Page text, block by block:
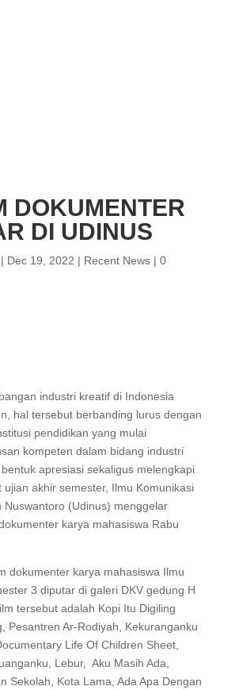
DOKUMENTER
DI UDINUS
Dec 19, 2022 | Recent News| 0
industri kreatif di Indonesia
hal tersebut berbanding lurus dengan
pendidikan yang mulai
kompeten dalam bidang industri
apresiasi sekaligus melengkapi
ujian akhir semester, Ilmu Komunikasi
Nuswantoro (Udinus) menggelar
karya mahasiswa Rabu
dokumenter karya mahasiswa Ilmu
3 diputar di galeri DKV gedung H
tersebut adalah Kopi Itu Digiling
Pesantren Ar-Rodiyah, Kekuranganku
Life Of Children Sheet,
Lebur, Aku Masih Ada,
Sekolah, Kota Lama, Ada Apa Dengan